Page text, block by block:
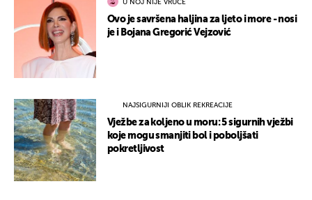
U NOJ NIJE VRUĆE
Ovo je savršena haljina za ljeto i more - nosi
je i Bojana Gregorić Vejzović
NAJSIGURNIJI OBLIK REKREACIJE
Vježbe za koljeno u moru: 5 sigurnih vježbi
koje mogu smanjiti bol i poboljšati
pokretljivost